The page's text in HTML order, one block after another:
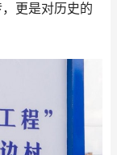
更是对历史的